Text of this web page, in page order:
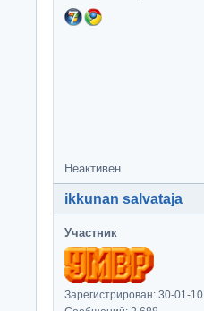
Неактивен
ikkunan salvataja
Участник
Зарегистрирован: 30-01-10